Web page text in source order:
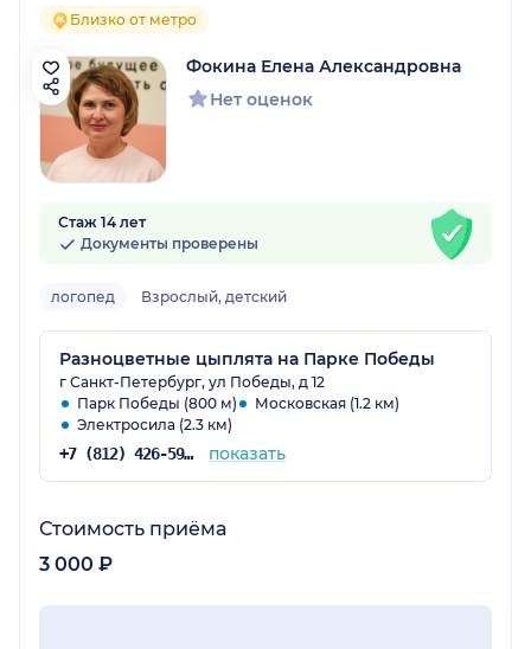
Близко от метро
Фокина Елена Александровна
Нет оценок
Стаж 14 лет
Документы проверены
логопед Взрослый, детский
Разноцветные цыплята на Парке Победы
г Санкт-Петербург, ул Победы, д 12
Парк Победы (800 м)
Московская (1.2 км)
Электросила (2.3 км)
+7 (812) 426-59-34 показать
Стоимость приёма
3 000 ₽